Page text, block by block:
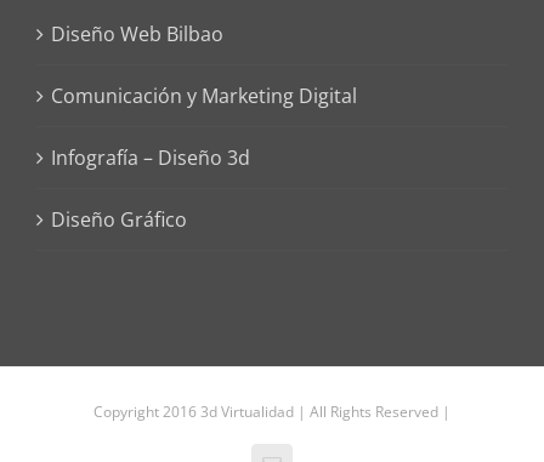
Diseño Web Bilbao
Comunicación y Marketing Digital
Infografía – Diseño 3d
Diseño Gráfico
Copyright 2016 3d Virtualidad | All Rights Reserved |